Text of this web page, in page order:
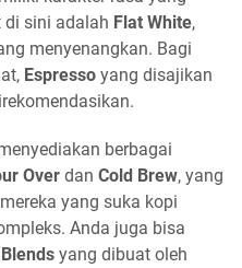
di sini adalah Flat White,
menyenangkan. Bagi
Espresso yang disajikan
berbagai
Over dan Cold Brew, yang
yang suka kopi
Anda juga bisa
yang dibuat oleh